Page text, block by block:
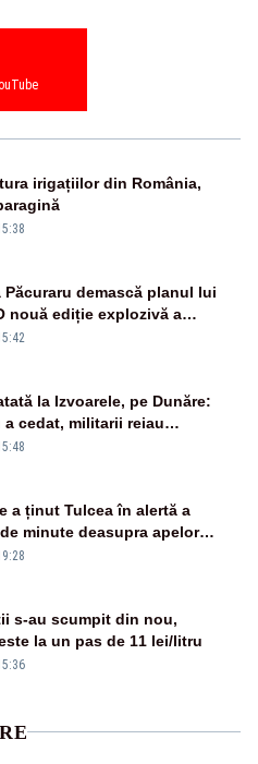
irigațiilor din România,
Păcuraru demască planul lui
nouă ediție explozivă a
Zilei” la Realitatea PLUS
la Izvoarele, pe Dunăre:
a cedat, militarii reiau
– VIDEO
a ținut Tulcea în alertă a
minute deasupra apelor
Au fost ridicate două F-16
s-au scumpit din nou,
la un pas de 11 lei/litru